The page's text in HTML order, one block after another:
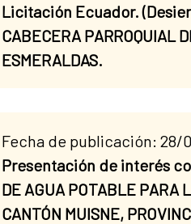
Licitación Ecuador.
CABECERA PARROQUIAL
ESMERALDAS.
Fecha de publicación: 28/
Presentación de interés
DE AGUA POTABLE PARA
CANTÓN MUISNE,